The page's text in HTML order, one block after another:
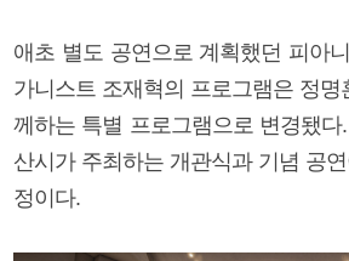
애초 별도 공연으로 계획했던 피아
가니스트 조재혁의 프로그램은 정명
께하는 특별 프로그램으로 변경됐
산시가 주최하는 개관식과 기념 공
정이다.